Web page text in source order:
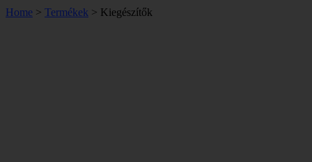
Home > Termékek > Kiegészítők